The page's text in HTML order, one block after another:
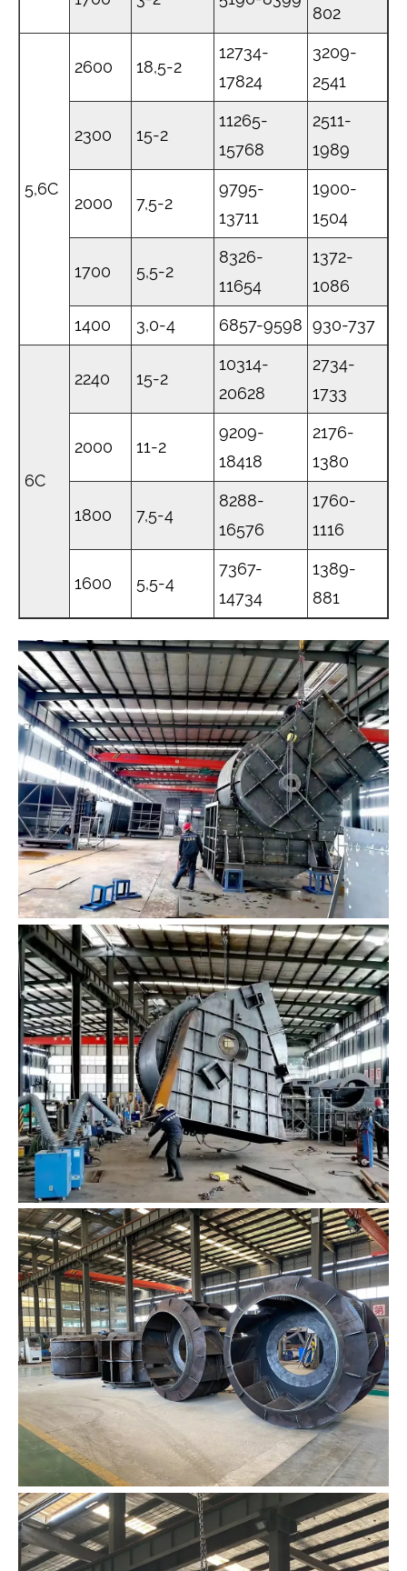
802
5,6C
2600 18,5-2
12734-
17824
3209-
2541
2300 15-2
11265-
15768
2511-
1989
2000 7,5-2
9795-
13711
1900-
1504
1700 5,5-2
8326-
11654
1372-
1086
1400 3,0-4 6857-9598 930-737
6C
2240 15-2
10314-
20628
2734-
1733
2000 11-2
9209-
18418
2176-
1380
1800 7,5-4
8288-
16576
1760-
1116
1600 5,5-4
7367-
14734
1389-
881